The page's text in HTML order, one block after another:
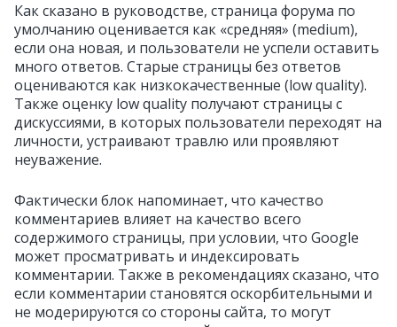
Как сказано в руководстве, страница форума по
умолчанию оценивается как «средняя» (medium),
если она новая, и пользователи не успели оставить
много ответов. Старые страницы без ответов
оцениваются как низкокачественные (low quality).
Также оценку low quality получают страницы с
дискуссиями, в которых пользователи переходят на
личности, устраивают травлю или проявляют
неуважение.
Фактически блок напоминает, что качество
комментариев влияет на качество всего
содержимого страницы, при условии, что Google
может просматривать и индексировать
комментарии. Также в рекомендациях сказано, что
если комментарии становятся оскорбительными и
не модерируются со стороны сайта, то могут